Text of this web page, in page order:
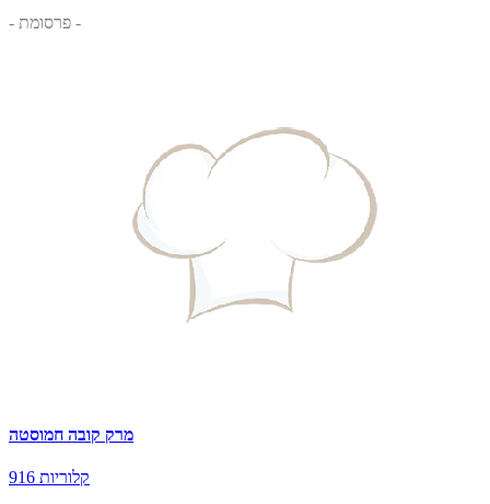
- פרסומת -
מרק קובה חמוסטה
916 קלוריות